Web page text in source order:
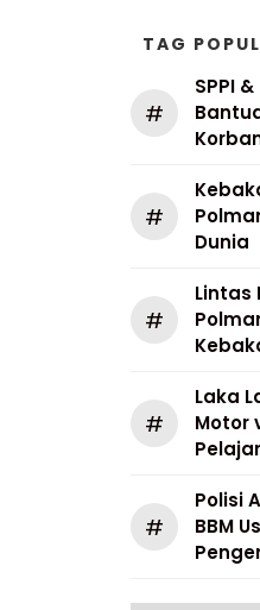
TAG
#
SPPI
#
Dunia
#
Lintas
#
Laka
Motor
#
Polisi
BBM